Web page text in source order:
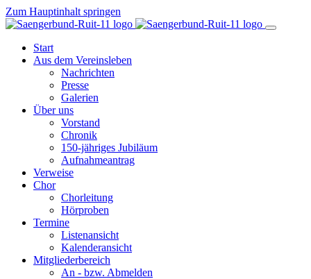
Zum Hauptinhalt springen
Start
Aus dem Vereinsleben
Nachrichten
Presse
Galerien
Über uns
Vorstand
Chronik
150-jähriges Jubiläum
Aufnahmeantrag
Verweise
Chor
Chorleitung
Hörproben
Termine
Listenansicht
Kalenderansicht
Mitgliederbereich
An - bzw. Abmelden